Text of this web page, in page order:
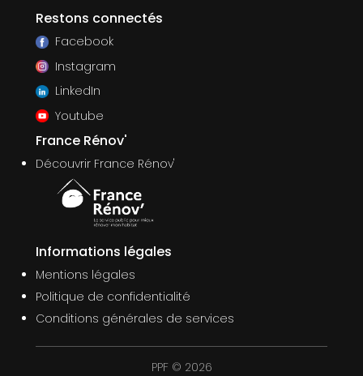
Restons connectés
Facebook
Instagram
LinkedIn
Youtube
France Rénov'
Découvrir France Rénov'
Informations légales
Mentions légales
Politique de confidentialité
Conditions générales de services
PPF © 2026